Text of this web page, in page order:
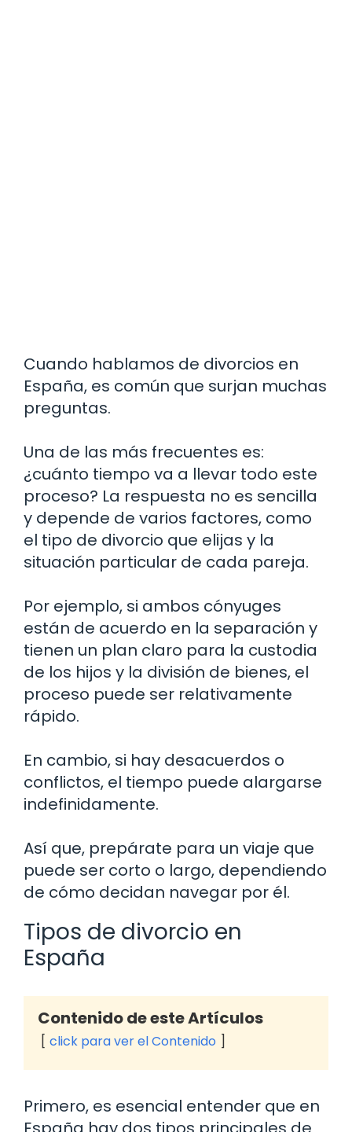
Cuando hablamos de divorcios en
España, es común que surjan muchas
preguntas.
Una de las más frecuentes es:
¿cuánto tiempo va a llevar todo este
proceso? La respuesta no es sencilla
y depende de varios factores, como
el tipo de divorcio que elijas y la
situación particular de cada pareja.
Por ejemplo, si ambos cónyuges
están de acuerdo en la separación y
tienen un plan claro para la custodia
de los hijos y la división de bienes, el
proceso puede ser relativamente
rápido.
En cambio, si hay desacuerdos o
conflictos, el tiempo puede alargarse
indefinidamente.
Así que, prepárate para un viaje que
puede ser corto o largo, dependiendo
de cómo decidan navegar por él.
Tipos de divorcio en
España
Contenido de este Artículos
click para ver el Contenido
Primero, es esencial entender que en